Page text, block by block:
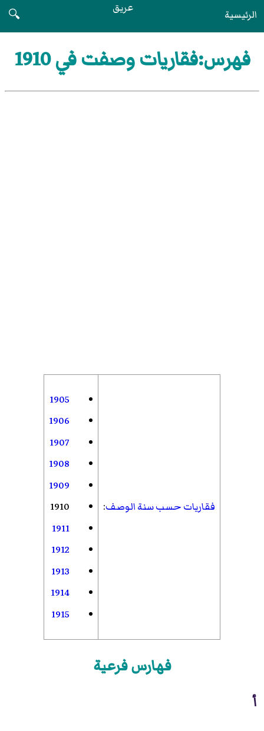
الرئيسية عريق
🔍
فهرس:فقاريات وصفت في 1910
فقاريات حسب سنة الوصف:
1905
1906
1907
1908
1909
1910
1911
1912
1913
1914
1915
فهارس فرعية
أ